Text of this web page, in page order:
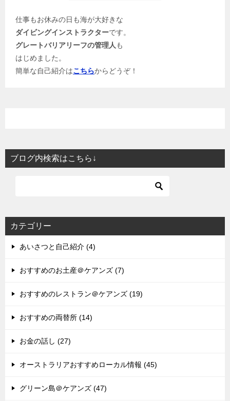
仕事もお休みの日も海が大好きな
ダイビングインストラクターです。
グレートバリアリーフの管理人も
はじめました。
簡単な自己紹介はこちらからどうぞ！
ブログ内検索はこちら↓
カテゴリー
あいさつと自己紹介 (4)
おすすめのお土産＠ケアンズ (7)
おすすめのレストラン＠ケアンズ (19)
おすすめの両替所 (14)
お金の話し (27)
オーストラリアおすすめローカル情報 (45)
グリーン島＠ケアンズ (47)